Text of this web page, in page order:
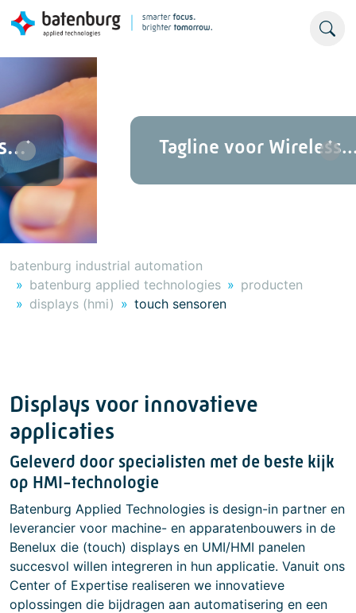
Tagline voor Wireless...
Previous
batenburg industrial automation
batenburg applied technologies
producten
displays (hmi)
touch sensoren
Displays voor innovatieve
applicaties
Geleverd door specialisten met de beste kijk
op HMI-technologie
Batenburg Applied Technologies is design-in partner en
leverancier voor machine- en apparatenbouwers in de
Benelux die (touch) displays en UMI/HMI panelen
succesvol willen integreren in hun applicatie. Vanuit ons
Center of Expertise realiseren we innovatieve
oplossingen die bijdragen aan automatisering en een